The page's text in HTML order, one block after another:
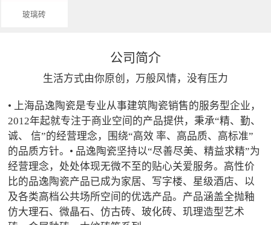
玻璃砖
公司简介
生活方式由你原创，万般风情，没有压力
• 上海品逸陶瓷是专业从事建筑陶瓷销售的服务型企业，
2012年起就专注于商业空间的产品提供，秉承“精、勤、
诚、 信”的经营理念，围绕“高效 率、高品质、高标准”
的品质方针。• 品逸陶瓷坚持以“尽善尽美、精益求精”为
经营理念，处处体现无微不至的贴心关爱服务。高性价
比的品逸陶瓷产品已成为家居、写字楼、星级酒店、以
及各类高档公共场所空间的优选产品。产品涵盖全抛釉
仿大理石、微晶石、仿古砖、玻化砖、玑理造型艺术